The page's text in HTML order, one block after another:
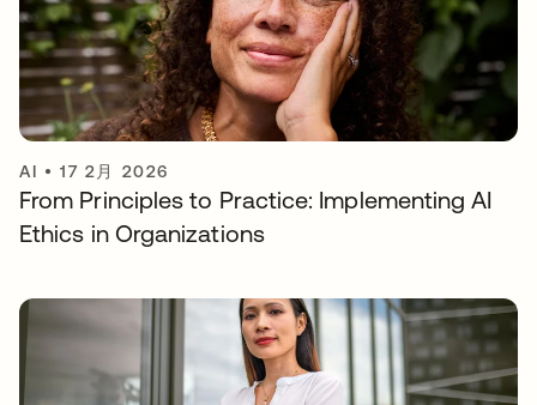
AI •17 2月 2026
From Principles to Practice: Implementing AI
Ethics in Organizations